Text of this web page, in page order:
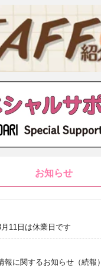
お知らせ
月11日は休業日です
報に関するお知らせ（続報）